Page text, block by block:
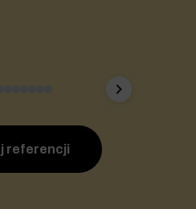
chevron_right
referencji